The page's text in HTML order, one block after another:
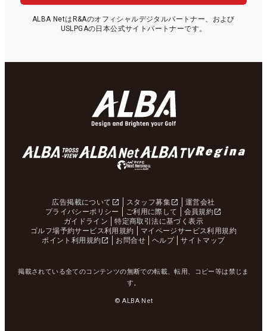
ALBA NetはR&Aのオフィシャルデジタルパートナー、および
USLPGAの日本公式サイトパートナーです。
広告掲載について スタッフ募集
運営会社
プライバシーポリシー
ご利用に際して
会員規約
ガイドライン
特定商取引法に基づく表示
ゴルフ場予約サービス利用規約
マイページサービス利用規約
ポイント利用規約
お問合せ ヘルプ サイトマップ
掲載されている全てのコンテンツの無断での転載、転用、コピー等は禁じま
す。
© ALBA Net